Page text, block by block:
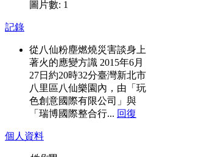
圖片數: 1
記錄
從八仙粉塵燃燒災害談身上
著火的應變方識 2015年6月
27日約20時32分臺灣新北市
八里區八仙樂園內，由「玩
色創意國際有限公司」與
「瑞博國際整合行... 回復
個人資料